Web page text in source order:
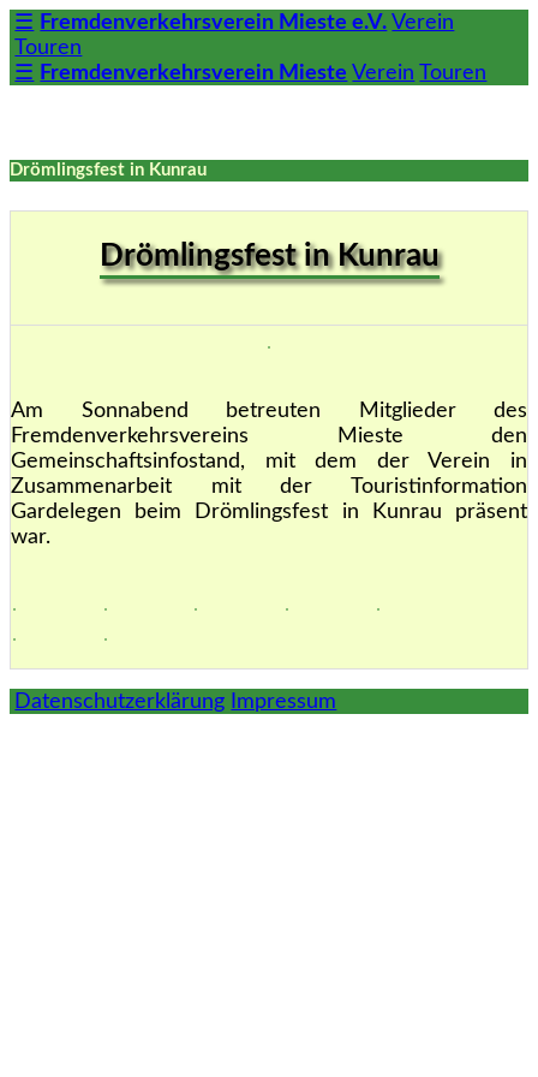
☰ Fremdenverkehrsverein Mieste e.V. Verein
Touren
☰ Fremdenverkehrsverein Mieste Verein Touren
Drömlingsfest in Kunrau
Drömlingsfest in Kunrau
Am Sonnabend betreuten Mitglieder des
Fremdenverkehrsvereins Mieste den
Gemeinschaftsinfostand, mit dem der Verein in
Zusammenarbeit mit der Touristinformation
Gardelegen beim Drömlingsfest in Kunrau präsent
war.
Datenschutzerklärung Impressum